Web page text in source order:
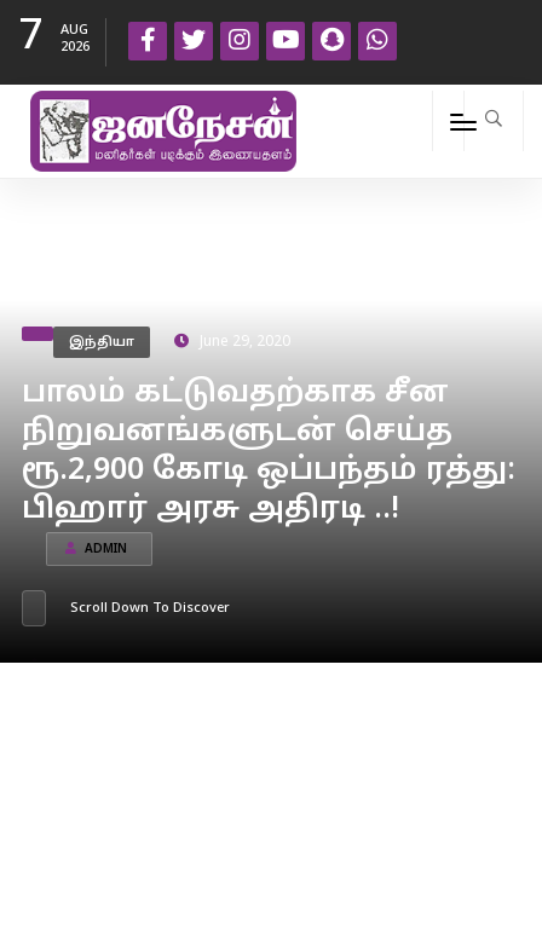
7
AUG
2026
இந்தியா June 29, 2020
பாலம் கட்டுவதற்காக சீன
நிறுவனங்களுடன் செய்த
ரூ.2,900 கோடி ஒப்பந்தம் ரத்து:
பிஹார் அரசு அதிரடி ..!
ADMIN
Scroll Down To Discover